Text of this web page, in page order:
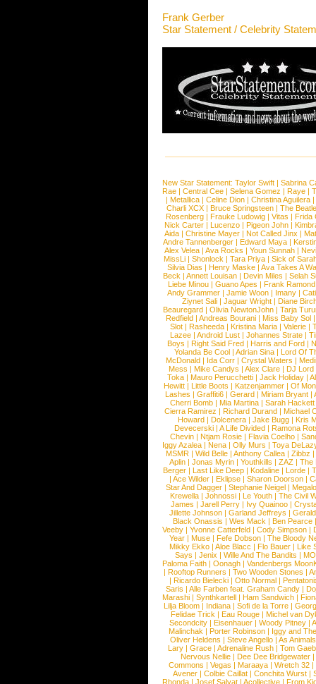
Frank Gerber
Star Statement / Celebrity
New Star Statement: Taylor Swift | Sabrina
Rae |Central Cee |Selena Gomez |Raye |
| Metallica | Celine Dion | Christina Aguilera |
Charli XCX |Bruce Springsteen |The
Rosenberg | Frauke Ludowig | Vitas | Frida
Nick Carter | Lucenzo | Pigeon John |
Aida |Christine Mayer |Not Called Jinx |
Andre Tannenberger | Edward Maya |
Alex Velea | Ava Rocks | Youn Sunnah |
MissLi | Shonlock | Tara Priya | Sick of
Silvia Dias |Henry Maske |Ava Takes A
Beck |Annett Louisan |Devin Miles |Selah
Liebe Minou |Guano Apes |Frank Ramond
Andy Grammer |Jamie Woon | Imany |
Ziynet Sali |Jaguar Wright |Diane
Beauregard |Olivia NewtonJohn |Tarja
Redfield | Andreas Bourani | Miss Baby Sol
Slot | Rasheeda | Kristina Maria | Valerie |
Lazee | Android Lust | Johannes Strate |
Boys | Right Said Fred | Harris and Ford |
Yolanda Be Cool |Adrian Sina |Lord Of
McDonald | Ida Corr |Crystal Waters |
Mess | Mike Candys | Alex Clare | DJ Lord
Toka | Mauro Perucchetti | Jack Holiday |
Hewitt |Little Boots |Katzenjammer |Of
Lashes |Graffiti6 |Gerard |Miriam Bryant |
Cherri Bomb | Mia Martina | Sarah Hackett
Cierra Ramirez | Richard Durand | Michael
Howard |Dolcenera |Jake Bugg |Kris
Devecerski |A Life Divided |Ramona
Chevin |Ntjam Rosie |Flavia Coelho |
Iggy Azalea | Nena | Olly Murs | Toya
MSMR |Wild Belle |Anthony Callea |Zibbz
Aplin | Jonas Myrin | Youthkills | ZAZ | The
Berger |Last Like Deep |Kodaline |Lorde |
|Ace Wilder |Eklipse |Sharon Doorson |
Star And Dagger | Stephanie Neigel |
Krewella | Johnossi | Le Youth | The Civil
James | Jarell Perry | Ivy Quainoo |
Jillette Johnson | Garland Jeffreys |
Black Onassis | Wes Mack | Ben Pearce
Veeby | Yvonne Catterfeld | Cody Simpson |
Year |Muse |Fefe Dobson |The Bloody
Mikky Ekko | Aloe Blacc | Flo Bauer | Like
Says | Jenix | Wille And The Bandits | MO
Paloma Faith |Oonagh |Vandenbergs
|Rooftop Runners |Two Wooden Stones |
| Ricardo Bielecki | Otto Normal |
Saris | Alle Farben feat. Graham Candy |
Marashi | Synthkartell | Ham Sandwich |
Lilja Bloom | Indiana | Sofi de la Torre |
Felidae Trick | Eau Rouge | Michel van
Secondcity |Eisenhauer |Woody Pitney |
Malinchak |Porter Robinson | Iggy and
Oliver Heldens |Steve Angello |As Animals
Lary | Grace | Adrenaline Rush | Tom
Nervous Nellie | Dee Dee Bridgewater |
Commons |Vegas |Maraaya |Wretch 32 |
Avener | Colbie Caillat | Conchita Wurst |
Rhonda | Josef Salvat | Acollective | From